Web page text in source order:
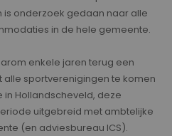
onderzoek gedaan naar alle
in de hele gemeente.
enkele jaren terug een
sportverenigingen te komen
Hollandscheveld, deze
uitgebreid met ambtelijke
(en adviesbureau ICS).